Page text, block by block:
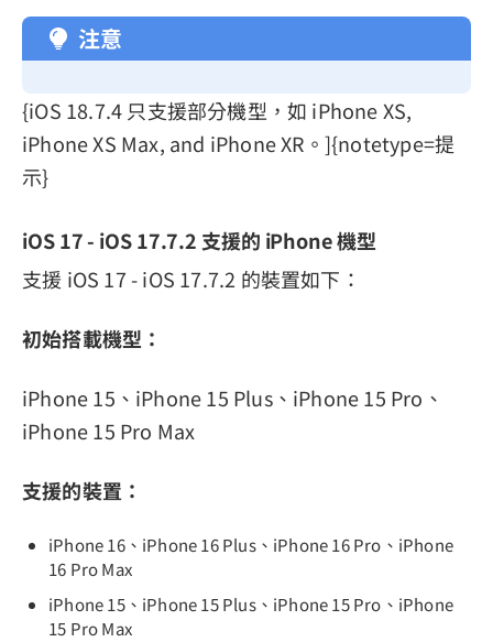
注意
{iOS 18.7.4 只支援部分機型，如 iPhone XS,
iPhone XS Max, and iPhone XR。]{notetype=提
示}
iOS 17 - iOS 17.7.2 支援的 iPhone 機型
支援 iOS 17 - iOS 17.7.2 的裝置如下：
初始搭載機型：
iPhone 15、iPhone 15 Plus、iPhone 15 Pro、
iPhone 15 Pro Max
支援的裝置：
iPhone 16、iPhone 16 Plus、iPhone 16 Pro、iPhone
16 Pro Max
iPhone 15、iPhone 15 Plus、iPhone 15 Pro、iPhone
15 Pro Max